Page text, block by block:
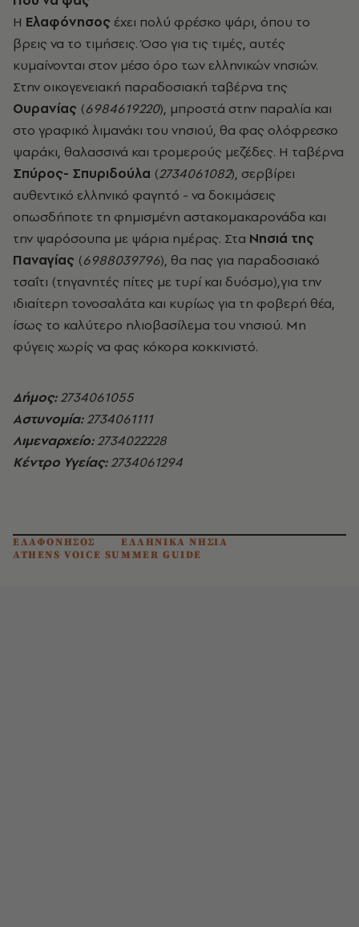
Η Ελαφόνησος έχει πολύ φρέσκο ψάρι, όπου το
βρεις να το τιµήσεις. Όσο για τις τιµές, αυτές
κυµαίνονται στον µέσο όρο των ελληνικών νησιών.
Στην οικογενειακή παραδοσιακή ταβέρνα της
Ουρανίας (6984619220), µπροστά στην παραλία και
στο γραφικό λιµανάκι του νησιού, θα φας ολόφρεσκο
ψαράκι, θαλασσινά και τροµερούς µεζέδες. Η ταβέρνα
Σπύρος- Σπυριδούλα (2734061082), σερβίρει
αυθεντικό ελληνικό φαγητό - να δοκιµάσεις
οπωσδήποτε τη φηµισµένη αστακοµακαρονάδα και
την ψαρόσουπα µε ψάρια ηµέρας. Στα Νησιά της
Παναγίας (6988039796), θα πας για παραδοσιακό
τσαΐτι (τηγανητές πίτες µε τυρί και δυόσµο),για την
ιδιαίτερη τονοσαλάτα και κυρίως για τη φοβερή θέα,
ίσως το καλύτερο ηλιοβασίλεµα του νησιού. Μη
φύγεις χωρίς να φας κόκορα κοκκινιστό.
Δήμος:2734061055
Αστυνομία:2734061111
Λιμεναρχείο:2734022228
Κέντρο Υγείας:2734061294
ΕΛΑΦΟΝΗΣΟΣ
ΕΛΛΗΝΙΚΑ ΝΗΣΙΑ
ATHENS VOICE SUMMER GUIDE